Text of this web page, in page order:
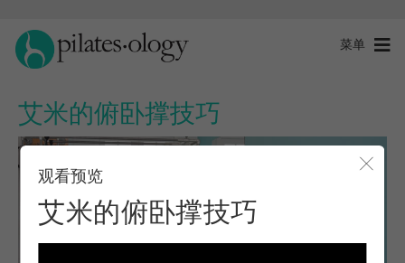
菜单
艾米的俯卧撑技巧
观看预览
艾米的俯卧撑技巧